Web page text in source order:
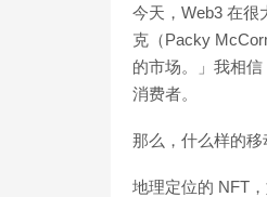
今天，Web3 在很
克（Packy
的市场。」我相
消费者。
那么，什么样的
地理定位的 NFT